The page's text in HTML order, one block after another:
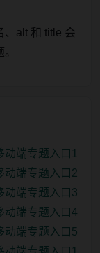
、alt 和 title 会
端专题入口1
动端专题入口2
动端专题入口3
动端专题入口4
动端专题入口5